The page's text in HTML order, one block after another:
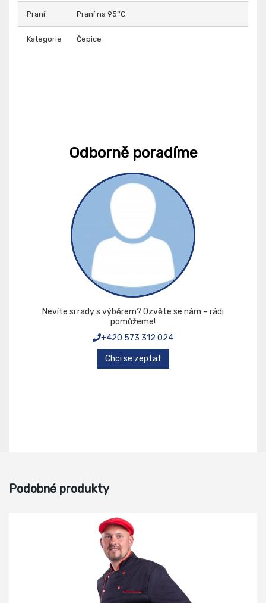
Praní Praní na 95°C
Kategorie Čepice
Odborně poradíme
Nevíte si rady s výběrem? Ozvěte se nám – rádi
pomůžeme!
+420 573 312 024
Chci se zeptat
Podobné produkty